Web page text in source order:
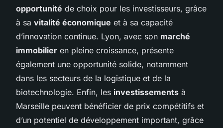
opportunité de choix pour les investisseurs, grâce
à sa vitalité économique et à sa capacité
d’innovation continue. Lyon, avec son marché
immobilier en pleine croissance, présente
également une opportunité solide, notamment
dans les secteurs de la logistique et de la
biotechnologie. Enfin, les investissements à
Marseille peuvent bénéficier de prix compétitifs et
d’un potentiel de développement important, grâce